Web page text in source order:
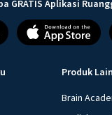
GRATIS Aplikasi
Produk
Brain